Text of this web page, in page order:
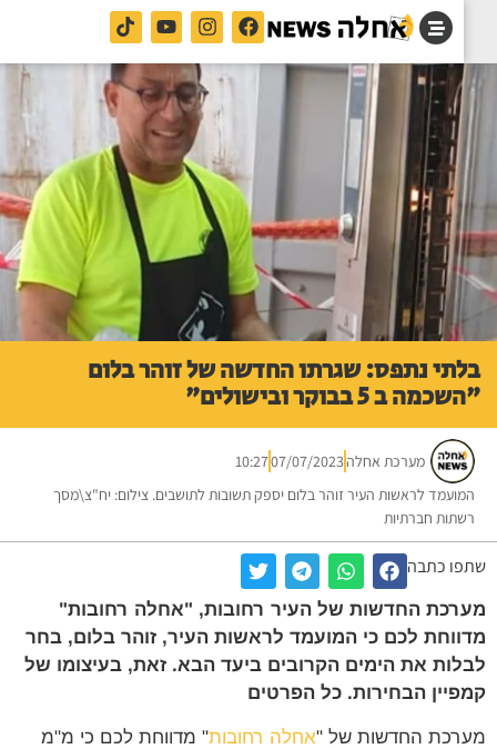
נתפס: שגרתו החדשה של זוהר בלום
ב 5 בבוקר ובישולים"
מערכת אחלה 07/07/2023
10:27
לראשות העיר זוהר בלום יספק תשובות לתושבים. צילום: יח"צ\מסך
חברתיות
כתבה
החדשות של העיר רחובות, "אחלה רחובות"
לכם כי המועמד לראשות העיר, זוהר בלום, בחר
את הימים הקרובים ביעד הבא. זאת, בעיצומו של
הבחירות. כל הפרטים
החדשות של "אחלה רחובות" מדווחת לכם כי מ"מ